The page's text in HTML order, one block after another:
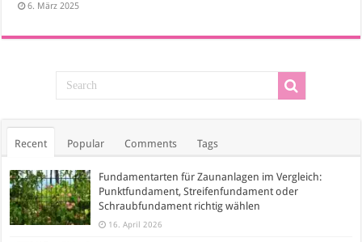
6. März 2025
Recent Popular Comments Tags
Fundamentarten für Zaunanlagen im Vergleich:
Punktfundament, Streifenfundament oder
Schraubfundament richtig wählen
16. April 2026